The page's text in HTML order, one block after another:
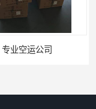
专业空运公司